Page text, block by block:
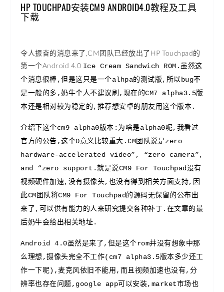
HP TOUCHPAD安装CM9 ANDROID4.0教程及工具
下载
令人振奋的消息来了,CM团队已经放出了HP Touchpad的
第一个Android 4.0 Ice Cream Sandwich ROM.虽然这
个消息很棒,但是这只是一个alhpa的测试版,所以bug不
是一般的多,奶牛个人不建议刷,现在的CM7 alpha3.5版
本还是相对较为稳定的,推荐想安卓的朋友用这个版本.
介绍下这个cm9 alpha0版本:为啥是alpha0呢,我看过
官方的公告,这个0意义比较重大.CM团队说是zero
hardware-accelerated video”, “zero camera”,
and “zero support.就是说CM9 For Touchpad没有
视频硬件加速,没有摄像头,也没有得到相关方面支持,因
此CM团队将CM9 For Touchpad的源码无保留的公布出
来了,可以供有能力的人来研究提交各种补丁.在文章的最
后奶牛会给出相关地址.
Android 4.0虽然是来了,但是这个rom并没有想象中那
么理想,摄像头完全不工作(cm7 alpha3.5版本多少还工
作一下呢),麦克风依旧不能用,而且视频加速也没有,分
辨率也存在问题,google app可以安装,market市场也